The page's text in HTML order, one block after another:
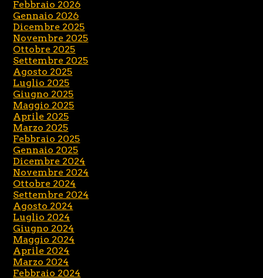
Febbraio 2026
Gennaio 2026
Dicembre 2025
Novembre 2025
Ottobre 2025
Settembre 2025
Agosto 2025
Luglio 2025
Giugno 2025
Maggio 2025
Aprile 2025
Marzo 2025
Febbraio 2025
Gennaio 2025
Dicembre 2024
Novembre 2024
Ottobre 2024
Settembre 2024
Agosto 2024
Luglio 2024
Giugno 2024
Maggio 2024
Aprile 2024
Marzo 2024
Febbraio 2024